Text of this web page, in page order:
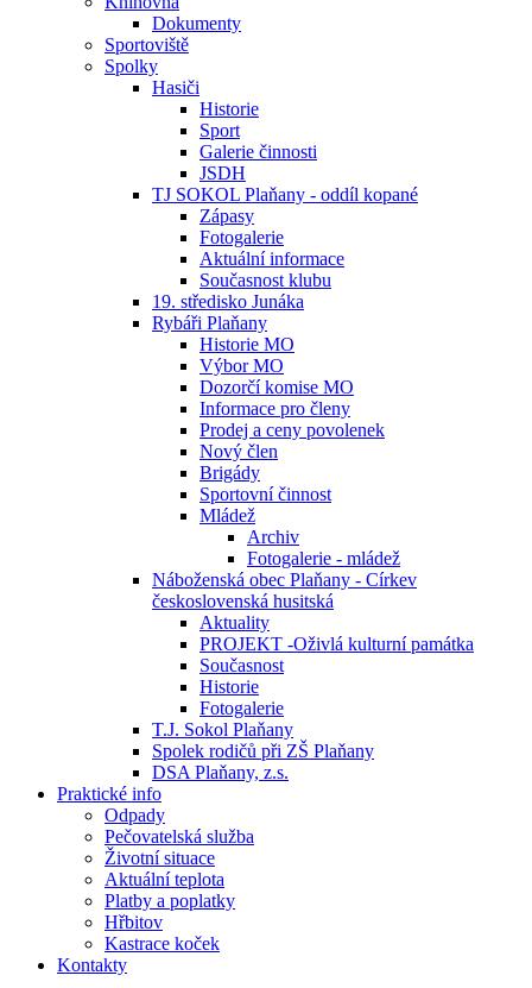
Dokumenty
Sportoviště
Spolky
Hasiči
Historie
Sport
Galerie činnosti
JSDH
TJ SOKOL Plaňany - oddíl kopané
Zápasy
Fotogalerie
Aktuální informace
Současnost klubu
19. středisko Junáka
Rybáři Plaňany
Historie MO
Výbor MO
Dozorčí komise MO
Informace pro členy
Prodej a ceny povolenek
Nový člen
Brigády
Sportovní činnost
Mládež
Archiv
Fotogalerie - mládež
Náboženská obec Plaňany - Církev
československá husitská
Aktuality
PROJEKT -Oživlá kulturní památka
Současnost
Historie
Fotogalerie
T.J. Sokol Plaňany
Spolek rodičů při ZŠ Plaňany
DSA Plaňany, z.s.
Praktické info
Odpady
Pečovatelská služba
Životní situace
Aktuální teplota
Platby a poplatky
Hřbitov
Kastrace koček
Kontakty